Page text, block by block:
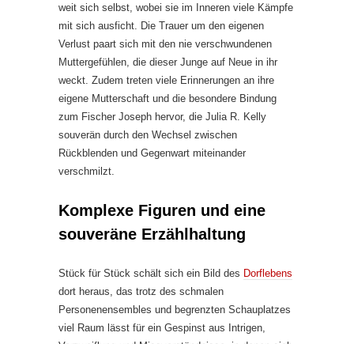
weit sich selbst, wobei sie im Inneren viele Kämpfe
mit sich ausficht. Die Trauer um den eigenen
Verlust paart sich mit den nie verschwundenen
Muttergefühlen, die dieser Junge auf Neue in ihr
weckt. Zudem treten viele Erinnerungen an ihre
eigene Mutterschaft und die besondere Bindung
zum Fischer Joseph hervor, die Julia R. Kelly
souverän durch den Wechsel zwischen
Rückblenden und Gegenwart miteinander
verschmilzt.
Komplexe Figuren und eine
souveräne Erzählhaltung
Stück für Stück schält sich ein Bild des Dorflebens
dort heraus, das trotz des schmalen
Personenensembles und begrenzten Schauplatzes
viel Raum lässt für ein Gespinst aus Intrigen,